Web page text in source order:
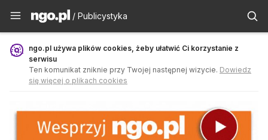
Publicystyka - ngo.pl
/ Publicystyka
ngo.pl używa plików cookies, żeby ułatwić Ci korzystanie z
serwisu
Ten komunikat zniknie przy Twojej następnej wizycie. Dowiedz
się więcej o plikach cookies